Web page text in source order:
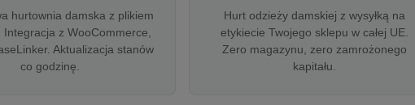
hurtownia damska z plikiem
Integracja z WooCommerce,
Aktualizacja stanów
co godzinę.
Hurt odzieży damskiej z wysyłką na
etykiecie Twojego sklepu w całej UE.
Zero magazynu, zero zamrożonego
kapitału.